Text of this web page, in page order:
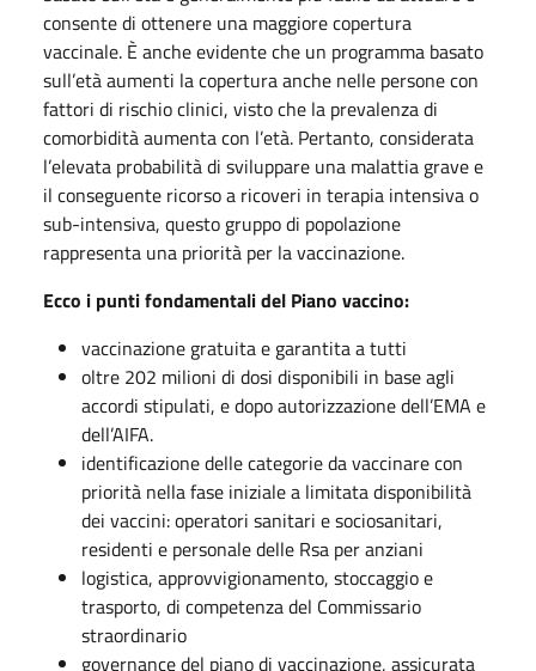
consente di ottenere una maggiore copertura
vaccinale. È anche evidente che un programma basato
sull’età aumenti la copertura anche nelle persone con
fattori di rischio clinici, visto che la prevalenza di
comorbidità aumenta con l’età. Pertanto, considerata
l’elevata probabilità di sviluppare una malattia grave e
il conseguente ricorso a ricoveri in terapia intensiva o
sub-intensiva, questo gruppo di popolazione
rappresenta una priorità per la vaccinazione.
Ecco i punti fondamentali del Piano vaccino:
vaccinazione gratuita e garantita a tutti
oltre 202 milioni di dosi disponibili in base agli
accordi stipulati, e dopo autorizzazione dell’EMA e
dell’AIFA.
identificazione delle categorie da vaccinare con
priorità nella fase iniziale a limitata disponibilità
dei vaccini: operatori sanitari e sociosanitari,
residenti e personale delle Rsa per anziani
logistica, approvvigionamento, stoccaggio e
trasporto, di competenza del Commissario
straordinario
governance del piano di vaccinazione, assicurata